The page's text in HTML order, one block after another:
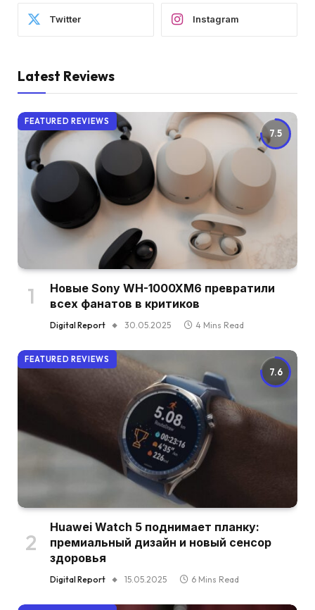
Twitter Instagram
Latest Reviews
7.5
FEATURED REVIEWS
Новые Sony WH-1000XM6 превратили
всех фанатов в критиков
Digital Report 30.05.2025 4 Mins Read
7.6
FEATURED REVIEWS
Huawei Watch 5 поднимает планку:
премиальный дизайн и новый сенсор
здоровья
Digital Report 15.05.2025 6 Mins Read